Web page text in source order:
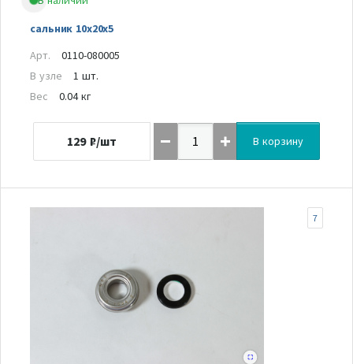
сальник 10х20х5
Арт.
0110-080005
В узле
1 шт.
Вес
0.04 кг
129 ₽/шт В корзину
7